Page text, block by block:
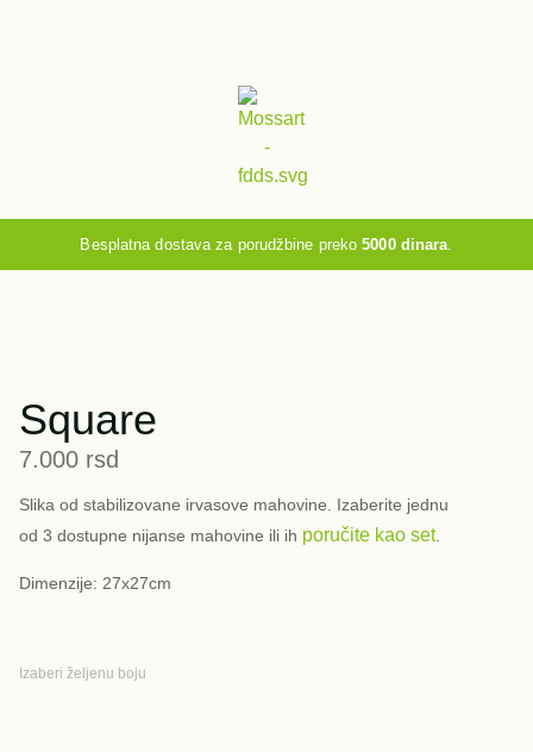
Besplatna dostava za porudžbine preko5000 dinara.
Square
7.000 rsd
Slika od stabilizovane irvasove mahovine. Izaberite jednu
od 3 dostupne nijanse mahovine ili ih poručite kao set.
Dimenzije: 27x27cm
Izaberi željenu boju